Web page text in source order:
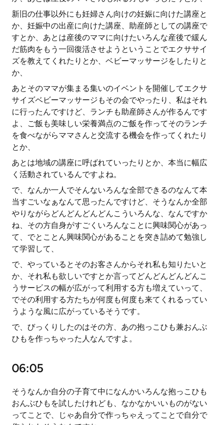
新旧の仕事以外にも妊婦さん向けの妊娠に向けた講座と
か、妊娠中の出産に向けた講座、助産師としての講座で
すとか、あとは産後のママに向けたいろんな産後で緩ん
だ筋肉をもう一回復活させようということでエクササイ
ズを教えてくれたりとか、ベビーマッサージをしたりと
か、
あとそのママが集まる集いのイベントを開催してエクサ
サイズベビーマッサージもその会でやったり、私はそれ
に行ったんですけど、ランチも助産師さんが作るんです
よ、ご飯も美味しい栄養満点のご飯を作ってそのランチ
を食べながらママさんと交流する機会を作ってくれたり
とか、
あとは地域の講座に呼ばれていったりとか、本当に幅広
く活動されているんですよね。
で、なんか一人でそんないろんな全部できるのなんて本
当すごいなぁなんて思ったんですけど、そうなんか全部
やりながらどんどんどんどんこういろんな、なんですか
ね、その方自身がすごくいろんなことに興味関心があっ
て、でとことん興味関心があることを突き詰めて勉強し
て学習して、
で、やっているとそのお客さんからそれ私も知りたいと
か、それ私も欲しいですとか言ってどんどんどんどんこ
うサービスの幅が広がって利用する方も増えていって、
でその利用する方たちが何度も何度も来てくれるってい
うような風に広がっているそうです。
で、びっくりしたのはその方、あの抱っこひも兼おんぶ
ひもを作っちゃった人なんですよ。
06:05
そうなんか自分の子育て中になんかいろんな抱っこひも
おんぶひもを試したけれども、なかなかいいものがない
ってことで、じゃあ自分で作っちゃえってことで自分で